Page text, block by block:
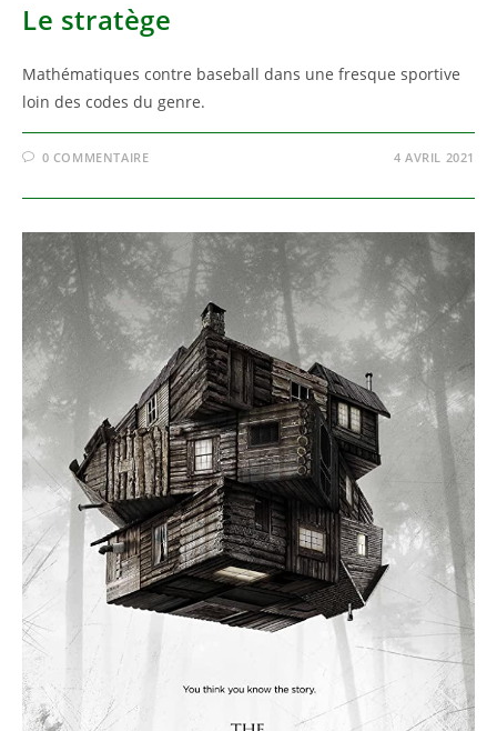
Le stratège
Mathématiques contre baseball dans une fresque sportive
loin des codes du genre.
0 COMMENTAIRE 4 AVRIL 2021